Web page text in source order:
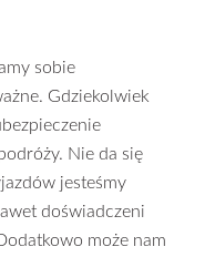
sobie
Gdziekolwiek
Nie da się
jesteśmy
doświadczeni
może nam